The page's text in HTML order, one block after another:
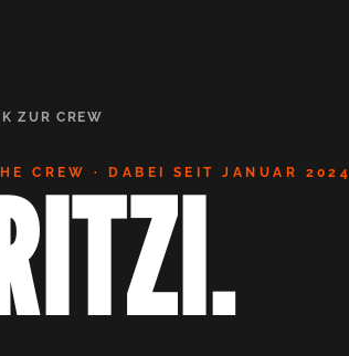
ZUR CREW
CREW · DABEI SEIT JANUAR 2024